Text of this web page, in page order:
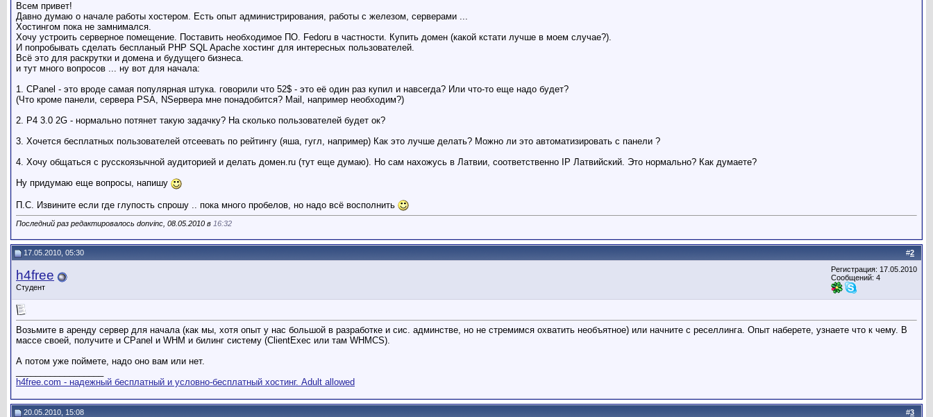
Всем привет!
Давно думаю о начале работы хостером. Есть опыт администрирования, работы с железом, серверами ...
Хостингом пока не замнимался.
Хочу устроить серверное помещение. Поставить необходимое ПО. Fedoru в частности. Купить домен (какой кстати лучше в моем случае?).
И попробывать сделать беспланый PHP SQL Apache хостинг для интересных пользователей.
Всё это для раскрутки и домена и будущего бизнеса.
и тут много вопросов ... ну вот для начала:
1. CPanel - это вроде самая популярная штука. говорили что 52$ - это её один раз купил и навсегда? Или что-то еще надо будет?
(Что кроме панели, сервера PSA, NSервера мне понадобится? Mail, например необходим?)
2. P4 3.0 2G - нормально потянет такую задачку? На сколько пользователей будет ок?
3. Хочется бесплатных пользователей отсеевать по рейтингу (яша, гугл, например) Как это лучше делать? Можно ли это автоматизировать с панели ?
4. Хочу общаться с русскоязычной аудиторией и делать домен.ru (тут еще думаю). Но сам нахожусь в Латвии, соответственно IP Латвийский. Это нормально? Как думаете?
Ну придумаю еще вопросы, напишу
П.С. Извините если где глупость спрошу .. пока много пробелов, но надо всё восполнить
Последний раз редактировалось donvinc, 08.05.2010 в 16:32
#2
17.05.2010, 05:30
h4free
Студент
Регистрация: 17.05.2010
Сообщений: 4
Возьмите в аренду сервер для начала (как мы, хотя опыт у нас большой в разработке и сис. админстве, но не стремимся охватить необъятное) или начните с реселлинга. Опыт наберете, узнаете что к чему. В
массе своей, получите и CPanel и WHM и билинг систему (ClientExec или там WHMCS).
А потом уже поймете, надо оно вам или нет.
h4free.com - надежный бесплатный и условно-бесплатный хостинг. Adult allowed
#3
20.05.2010, 15:08